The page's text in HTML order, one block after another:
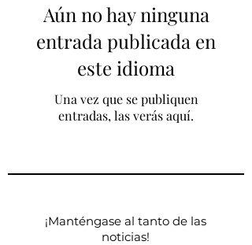
Aún no hay ninguna
entrada publicada en
este idioma
Una vez que se publiquen
entradas, las verás aquí.
¡Manténgase al tanto de las
noticias!